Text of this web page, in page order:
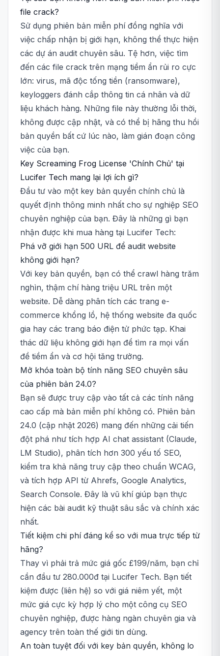
file crack?
Sử dụng phiên bản miễn phí đồng nghĩa với
việc chấp nhận bị giới hạn, không thể thực hiện
các dự án audit chuyên sâu. Tệ hơn, việc tìm
đến các file crack trên mạng tiềm ẩn rủi ro cực
lớn: virus, mã độc tống tiền (ransomware),
keyloggers đánh cắp thông tin cá nhân và dữ
liệu khách hàng. Những file này thường lỗi thời,
không được cập nhật, và có thể bị hãng thu hồi
bản quyền bất cứ lúc nào, làm gián đoạn công
việc của bạn.
Key Screaming Frog License 'Chính Chủ' tại
Lucifer Tech mang lại lợi ích gì?
Đầu tư vào một key bản quyền chính chủ là
quyết định thông minh nhất cho sự nghiệp SEO
chuyên nghiệp của bạn. Đây là những gì bạn
nhận được khi mua hàng tại Lucifer Tech:
Phá vỡ giới hạn 500 URL để audit website
không giới hạn?
Với key bản quyền, bạn có thể crawl hàng trăm
nghìn, thậm chí hàng triệu URL trên một
website. Dễ dàng phân tích các trang e-
commerce khổng lồ, hệ thống website đa quốc
gia hay các trang báo điện tử phức tạp. Khai
thác dữ liệu không giới hạn để tìm ra mọi vấn
đề tiềm ẩn và cơ hội tăng trưởng.
Mở khóa toàn bộ tính năng SEO chuyên sâu
của phiên bản 24.0?
Bạn sẽ được truy cập vào tất cả các tính năng
cao cấp mà bản miễn phí không có. Phiên bản
24.0 (cập nhật 2026) mang đến những cải tiến
đột phá như tích hợp AI chat assistant (Claude,
LM Studio), phân tích hơn 300 yếu tố SEO,
kiểm tra khả năng truy cập theo chuẩn WCAG,
và tích hợp API từ Ahrefs, Google Analytics,
Search Console. Đây là vũ khí giúp bạn thực
hiện các bài audit kỹ thuật sâu sắc và chính xác
nhất.
Tiết kiệm chi phí đáng kể so với mua trực tiếp từ
hãng?
Thay vì phải trả mức giá gốc £199/năm, bạn chỉ
cần đầu tư 280.000đ tại Lucifer Tech. Bạn tiết
kiệm được (liên hệ) so với giá niêm yết, một
mức giá cực kỳ hợp lý cho một công cụ SEO
chuyên nghiệp, được hàng ngàn chuyên gia và
agency trên toàn thế giới tin dùng.
An toàn tuyệt đối với key bản quyền, không lo